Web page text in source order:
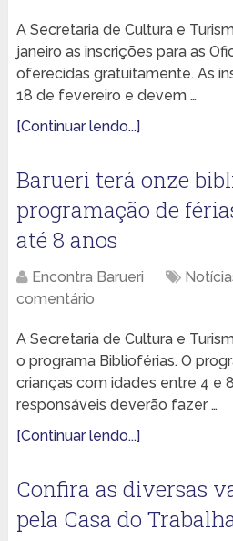
A Secretaria de Cultura e
janeiro as inscrições para as
oferecidas gratuitamente. As
18 de fevereiro e devem …
[Continuar lendo...]
Barueri terá onze
programação de
até 8 anos
Encontra Barueri
comentário
A Secretaria de Cultura e
o programa Biblioférias. O
crianças com idades entre 4 e
responsáveis deverão fazer …
[Continuar lendo...]
Confira as diversas
pela Casa do